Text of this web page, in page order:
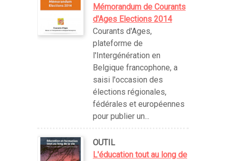
Mémorandum de Courants
d'Ages Elections 2014
Courants d'Ages,
plateforme de
l'Intergénération en
Belgique francophone, a
saisi l'occasion des
élections régionales,
fédérales et européennes
pour publier un...
OUTIL
L'éducation tout au long de